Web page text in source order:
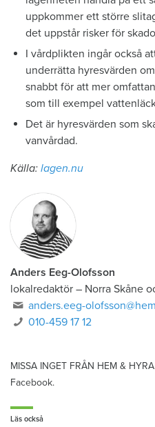
uppkommer ett större
det uppstår risker för
I vårdplikten ingår också
underrätta hyresvärden
snabbt för att mer
som till exempel
Det är hyresvärden som
vanvårdad.
Källa: lagen.nu
Anders Eeg-Olofsson
lokalredaktör – Norra Skåne
anders.eeg-
010-459 17 12
MISSA INGET FRÅN HEM &
Facebook.
Läs också